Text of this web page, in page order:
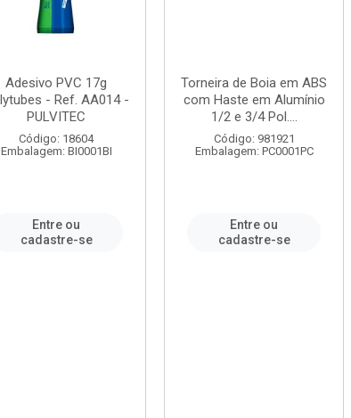
Adesivo PVC 17g
- Ref. AA014 -
PULVITEC
Código: 18604
Embalagem: BI0001BI
Entre ou
cadastre-se
Torneira de Boia em ABS
com Haste em Alumínio
1/2 e 3/4 Pol....
Código: 981921
Embalagem: PC0001PC
Entre ou
cadastre-se